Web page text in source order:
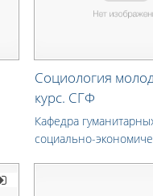
Социология
курс. СГФ
Кафедра
социально-